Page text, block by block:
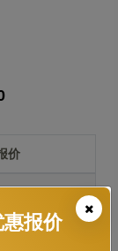
价
惠报价